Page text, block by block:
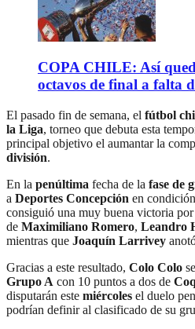
COPA CHILE: Así
octavos de final a falta
El pasado fin de semana, el fútbol
la Liga, torneo que debuta esta
principal objetivo el aumantar la
división.
En la penúltima fecha de la fase de
a Deportes Concepción en
consiguió una muy buena victoria por
de Maximiliano Romero, Leandro
mientras que Joaquín Larrivey
Gracias a este resultado, Colo Colo
Grupo A con 10 puntos a dos de
disputarán este miércoles el duelo
podrían definir al clasificado de su